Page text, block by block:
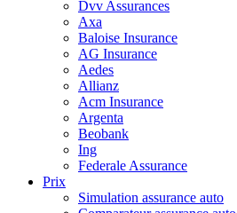
Dvv Assurances
Axa
Baloise Insurance
AG Insurance
Aedes
Allianz
Acm Insurance
Argenta
Beobank
Ing
Federale Assurance
Prix
Simulation assurance auto